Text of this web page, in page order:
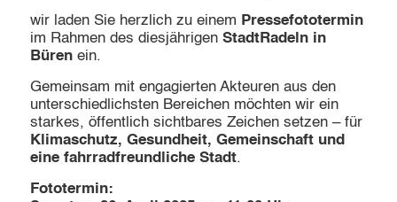
wir laden Sie herzlich zu einem Pressefototermin
im Rahmen des diesjährigen StadtRadeln in
Bürenein.
Gemeinsam mit engagierten Akteuren aus den
unterschiedlichsten Bereichen möchten wir ein
starkes, öffentlich sichtbares Zeichen setzen – für
Klimaschutz, Gesundheit, Gemeinschaft und
eine fahrradfreundliche Stadt.
Fototermin: